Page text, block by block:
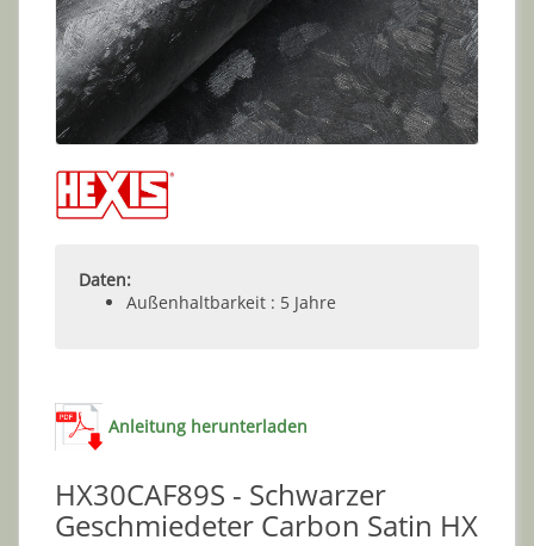
Daten:
Außenhaltbarkeit : 5 Jahre
Anleitung herunterladen
HX30CAF89S - Schwarzer
Geschmiedeter Carbon Satin HX